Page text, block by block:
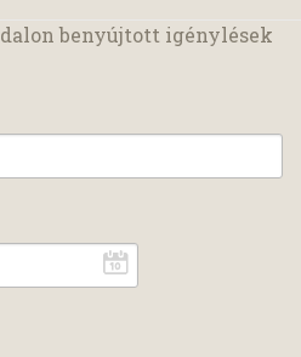
benyújtott igénylések